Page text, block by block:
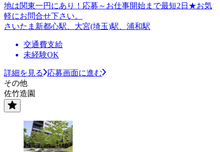
地は関東一円にあり！応募～お仕事開始まで最短2日★お気
軽にお問合せ下さい。
さいたま新都心駅、大宮(埼玉)駅、浦和駅
交通費支給
未経験OK
詳細を見る
応募画面に進む
その他
佐竹造園